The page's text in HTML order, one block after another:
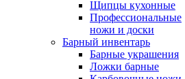
Щипцы кухонные
Профессиональные
ножи и доски
Барный инвентарь
Барные украшения
Ложки барные